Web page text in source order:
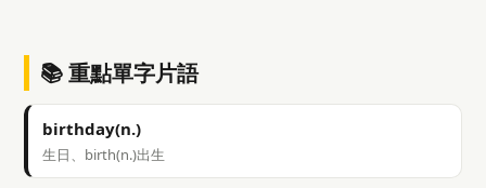
📚 重點單字片語
birthday(n.)
生日、birth(n.)出生